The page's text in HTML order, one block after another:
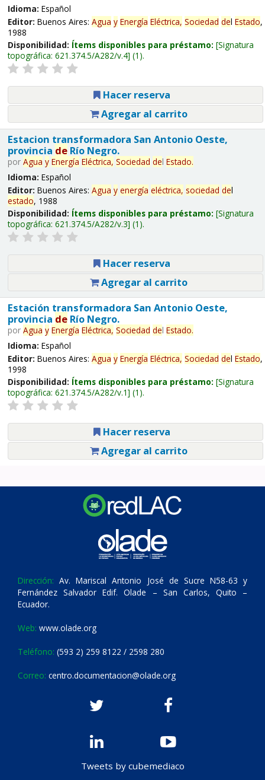
Idioma: Español
Editor: Buenos Aires: Agua y Energía Eléctrica, Sociedad del Estado,
1988
Disponibilidad: Ítems disponibles para préstamo: Signatura
topográfica: 621.374.5/A282/v.4 (1).
Hacer reserva
Agregar al carrito
Estacion transformadora San Antonio Oeste,
provincia deRío Negro.
por Agua y Energía Eléctrica, Sociedad del Estado.
Idioma: Español
Editor: Buenos Aires: Agua y energía eléctrica, sociedad del
estado, 1988
Disponibilidad: Ítems disponibles para préstamo: Signatura
topográfica: 621.374.5/A282/v.3 (1).
Hacer reserva
Agregar al carrito
Estación transformadora San Antonio Oeste,
provincia deRío Negro.
por Agua y Energía Eléctrica, Sociedad del Estado.
Idioma: Español
Editor: Buenos Aires: Agua y Energía Eléctrica, Sociedad del Estado,
1998
Disponibilidad: Ítems disponibles para préstamo: Signatura
topográfica: 621.374.5/A282/v.1 (1).
Hacer reserva
Agregar al carrito
Dirección: Av. Mariscal Antonio José de Sucre N58-63 y
Fernández Salvador Edif. Olade – San Carlos, Quito –
Ecuador.
Web: www.olade.org
Teléfono: (593 2) 259 8122 / 2598 280
Correo: centro.documentacion@olade.org
Tweets by cubemediaco